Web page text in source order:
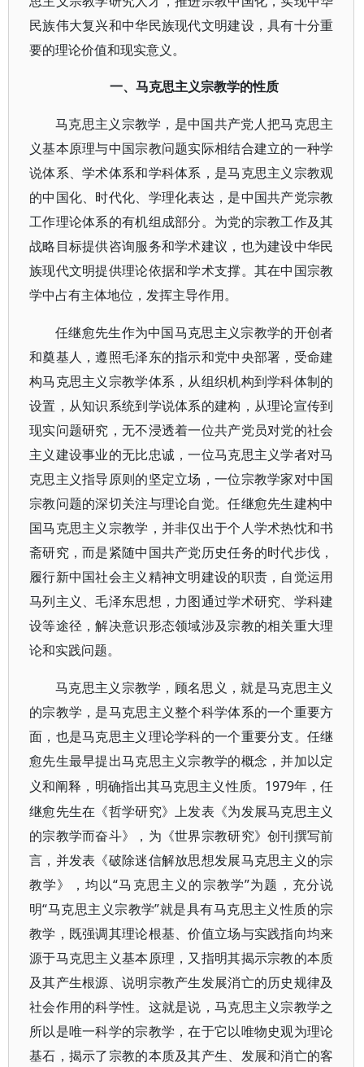
民族伟大复兴和中华民族现代文明建设，具有十分重
要的理论价值和现实意义。
一、马克思主义宗教学的性质
马克思主义宗教学，是中国共产党人把马克思主
义基本原理与中国宗教问题实际相结合建立的一种学
说体系、学术体系和学科体系，是马克思主义宗教观
的中国化、时代化、学理化表达，是中国共产党宗教
工作理论体系的有机组成部分。为党的宗教工作及其
战略目标提供咨询服务和学术建议，也为建设中华民
族现代文明提供理论依据和学术支撑。其在中国宗教
学中占有主体地位，发挥主导作用。
任继愈先生作为中国马克思主义宗教学的开创者
和奠基人，遵照毛泽东的指示和党中央部署，受命建
构马克思主义宗教学体系，从组织机构到学科体制的
设置，从知识系统到学说体系的建构，从理论宣传到
现实问题研究，无不浸透着一位共产党员对党的社会
主义建设事业的无比忠诚，一位马克思主义学者对马
克思主义指导原则的坚定立场，一位宗教学家对中国
宗教问题的深切关注与理论自觉。任继愈先生建构中
国马克思主义宗教学，并非仅出于个人学术热忱和书
斋研究，而是紧随中国共产党历史任务的时代步伐，
履行新中国社会主义精神文明建设的职责，自觉运用
马列主义、毛泽东思想，力图通过学术研究、学科建
设等途径，解决意识形态领域涉及宗教的相关重大理
论和实践问题。
马克思主义宗教学，顾名思义，就是马克思主义
的宗教学，是马克思主义整个科学体系的一个重要方
面，也是马克思主义理论学科的一个重要分支。任继
愈先生最早提出马克思主义宗教学的概念，并加以定
义和阐释，明确指出其马克思主义性质。 1979年，任
继愈先生在《哲学研究》上发表《为发展马克思主义
的宗教学而奋斗》，为《世界宗教研究》创刊撰写前
言，并发表《破除迷信解放思想发展马克思主义的宗
教学》，均以“马克思主义的宗教学”为题，充分说
明“马克思主义宗教学”就是具有马克思主义性质的宗
教学，既强调其理论根基、价值立场与实践指向均来
源于马克思主义基本原理，又指明其揭示宗教的本质
及其产生根源、说明宗教产生发展消亡的历史规律及
社会作用的科学性。这就是说，马克思主义宗教学之
所以是唯一科学的宗教学，在于它以唯物史观为理论
基石，揭示了宗教的本质及其产生、发展和消亡的客